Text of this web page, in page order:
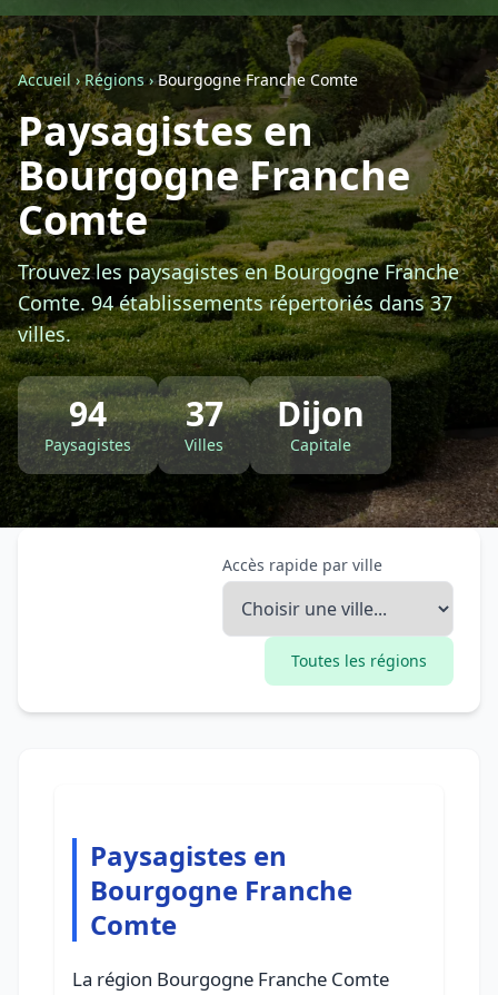
Retour à la liste des métiers
CGU-Confidentialité- Service proposé par ViteUnDevis.com-Vous
Accueil ›Régions›Bourgogne Franche Comte
Paysagistes en
Bourgogne Franche
Comte
Trouvez les paysagistes en Bourgogne Franche
Comte. 94 établissements répertoriés dans 37
villes.
94
Paysagistes
37
Villes
Dijon
Capitale
Accès rapide par ville
Toutes les régions
Paysagistes en
Bourgogne Franche
Comte
La région Bourgogne Franche Comte